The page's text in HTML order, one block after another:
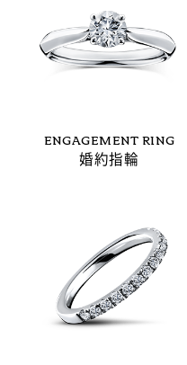
ENGAGEMENT RING
婚約指輪